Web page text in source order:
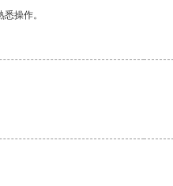
操作。